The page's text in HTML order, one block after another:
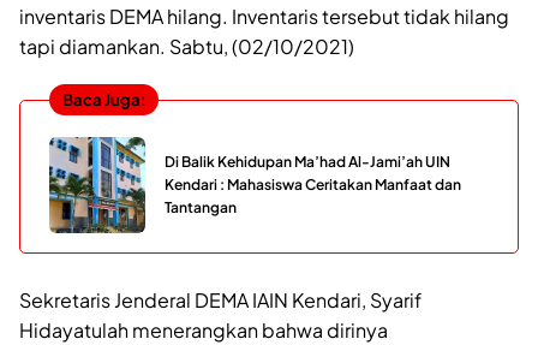
inventaris DEMA hilang. Inventaris tersebut tidak hilang
tapi diamankan. Sabtu, (02/10/2021)
Baca Juga:
Di Balik Kehidupan Ma’had Al-Jami’ah UIN
Kendari : Mahasiswa Ceritakan Manfaat dan
Tantangan
Sekretaris Jenderal DEMA IAIN Kendari, Syarif
Hidayatulah menerangkan bahwa dirinya